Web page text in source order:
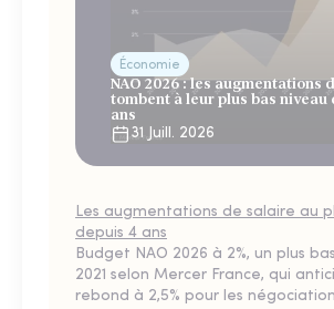
Économie
NAO 2026 : les augmentations
tombent à leur plus bas niveau
ans
31 Juill. 2026
Les augmentations de salaire au
depuis 4 ans
Budget NAO 2026 à 2%, un plus
2021 selon Mercer France, qui
rebond à 2,5% pour les